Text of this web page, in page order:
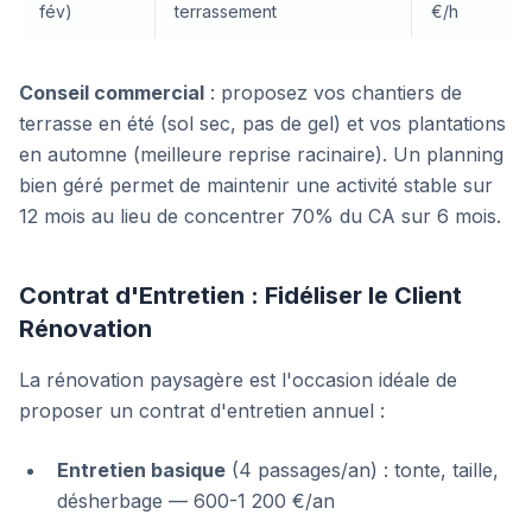
fév)
terrassement
€/h
Conseil commercial : proposez vos chantiers de
terrasse en été (sol sec, pas de gel) et vos plantations
en automne (meilleure reprise racinaire). Un planning
bien géré permet de maintenir une activité stable sur
12 mois au lieu de concentrer 70% du CA sur 6 mois.
Contrat d'Entretien : Fidéliser le Client
Rénovation
La rénovation paysagère est l'occasion idéale de
proposer un contrat d'entretien annuel :
Entretien basique (4 passages/an) : tonte, taille,
désherbage — 600-1 200 €/an